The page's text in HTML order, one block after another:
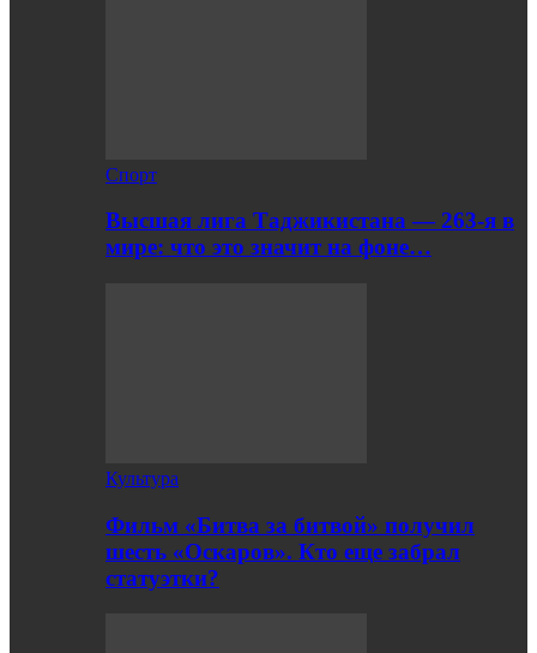
Спорт
Высшая лига Таджикистана — 263-я в
мире: что это значит на фоне…
Культура
Фильм «Битва за битвой» получил
шесть «Оскаров». Кто еще забрал
статуэтки?